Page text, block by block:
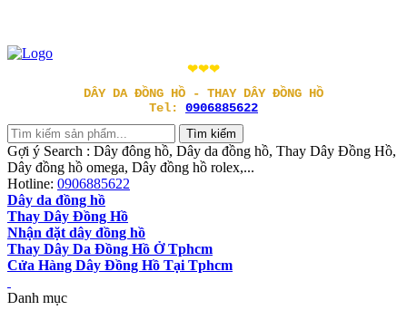
❤❤❤
DÂY DA ĐỒNG HỒ - THAY DÂY ĐỒNG HỒ
Tel: 0906885622
Gợi ý Search : Dây đông hồ, Dây da đồng hồ, Thay Dây Đồng Hồ,
Dây đồng hồ omega, Dây đồng hồ rolex,...
Hotline: 0906885622
Dây da đồng hồ
Thay Dây Đồng Hồ
Nhận đặt dây đồng hồ
Thay Dây Da Đồng Hồ Ở Tphcm
Cửa Hàng Dây Đồng Hồ Tại Tphcm
Danh mục